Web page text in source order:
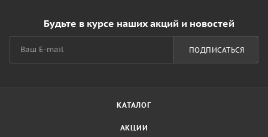
Будьте в курсе наших акций и новостей
ПОДПИСАТЬСЯ
КАТАЛОГ
АКЦИИ